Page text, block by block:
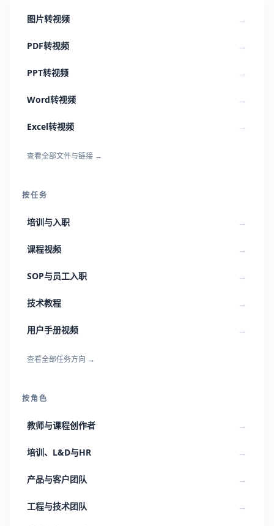
图片转视频 →
PDF转视频 →
PPT转视频 →
Word转视频 →
Excel转视频 →
查看全部文件与链接 →
按任务
培训与入职 →
课程视频 →
SOP与员工入职 →
技术教程 →
用户手册视频 →
查看全部任务方向 →
按角色
教师与课程创作者 →
培训、L&D与HR →
产品与客户团队 →
工程与技术团队 →